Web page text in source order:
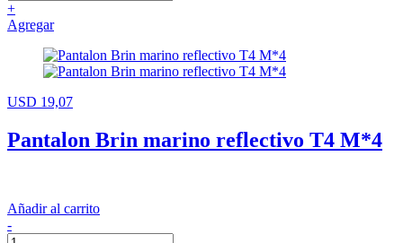
+
Agregar
USD 19,07
Pantalon Brin marino reflectivo T4 M*4
Añadir al carrito
-